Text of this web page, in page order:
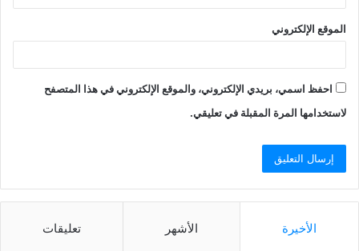
الموقع الإلكتروني
احفظ اسمي، بريدي الإلكتروني، والموقع الإلكتروني في هذا المتصفح
لاستخدامها المرة المقبلة في تعليقي.
الأخيرة الأشهر تعليقات